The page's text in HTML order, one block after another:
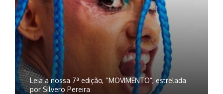
Leia a nossa 7ª edição, “MOVIMENTO”, estrelada
por Silvero Pereira